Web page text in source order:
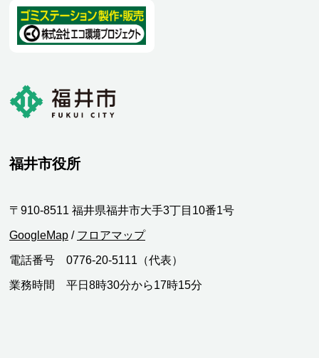
福井市役所
〒910-8511 福井県福井市大手3丁目10番1号
GoogleMap / フロアマップ
電話番号 0776-20-5111（代表）
業務時間 平日8時30分から17時15分